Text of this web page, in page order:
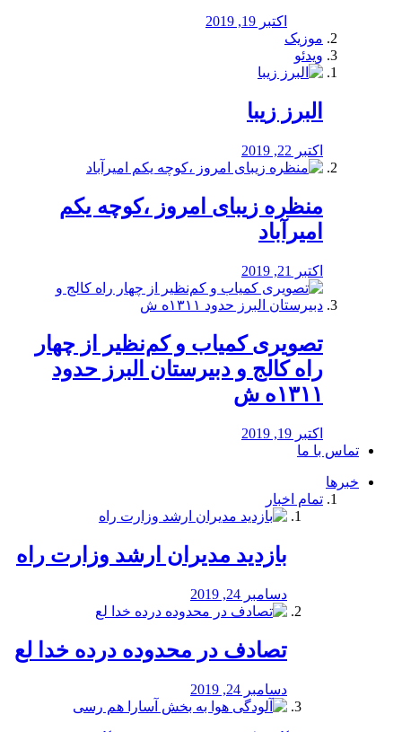
اکتبر 19, 2019
موزیک
ویدئو
البرز زیبا
اکتبر 22, 2019
منظره‌‌ زیبای امروز ،کوچه یکم
امیرآباد
اکتبر 21, 2019
️تصویری کمیاب و کم‌نظیر از چهار
راه كالج و دبيرستان البرز حدود
۱۳۱۱ه ش
اکتبر 19, 2019
تماس با ما
خبرها
تمام اخبار
بازدید مدیران ارشد وزارت راه
دسامبر 24, 2019
تصادف در محدوده درده خدا لع
دسامبر 24, 2019